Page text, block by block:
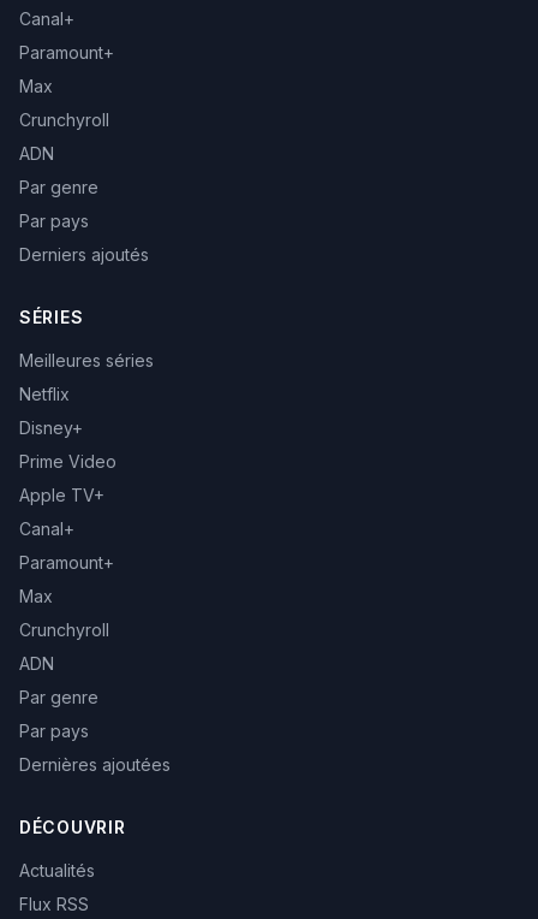
Canal+
Paramount+
Max
Crunchyroll
ADN
Par genre
Par pays
Derniers ajoutés
SÉRIES
Meilleures séries
Netflix
Disney+
Prime Video
Apple TV+
Canal+
Paramount+
Max
Crunchyroll
ADN
Par genre
Par pays
Dernières ajoutées
DÉCOUVRIR
Actualités
Flux RSS